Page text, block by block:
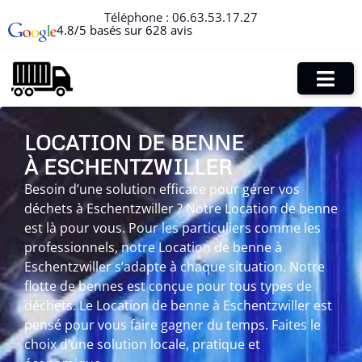
Téléphone : 06.63.53.17.27
4.8/5 basés sur 628 avis
LOCATION DE BENNE
À ESCHENTZWILLER
Besoin d’une solution efficace pour gérer vos
déchets à Eschentzwiller ? Notre Location de benne
est là pour vous. Pour les particuliers comme les
professionnels, notre Location de benne à
Eschentzwiller s’adapte à chaque situation. Notre
flotte de bennes est conçue pour tous types de
déchets. Le Location de benne à Eschentzwiller est
pensé pour vous faire gagner du temps. Faites le
choix d’une solution locale, pratique et